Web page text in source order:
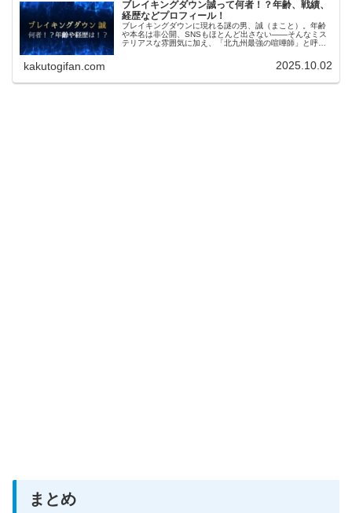
ブレイキングダウン誠って何者！？年齢、戦績、
経歴などプロフィール！
ブレイキングダウンに現れる謎の男、誠（まこと）。年齢
や本名は非公開、SNSもほとんど出さない――そんなミス
テリアスな雰囲気に加え、「北九州最強の喧嘩師」と呼ば
kakutogifan.com 2025.10.02
まとめ